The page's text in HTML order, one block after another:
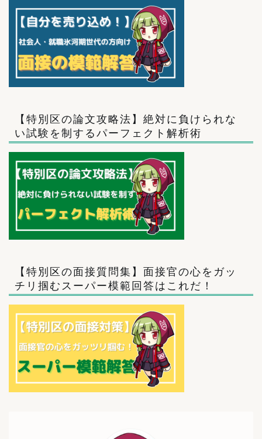
【特別区の論文攻略法】絶対に負けられな
い試験を制するパーフェクト解析術
【特別区の面接質問集】面接官の心をガッ
チリ掴むスーパー模範回答はこれだ！